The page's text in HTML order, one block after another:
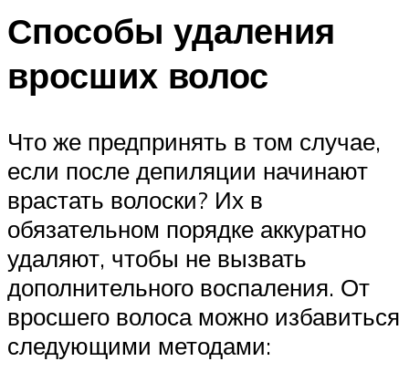
Способы удаления
вросших волос
Что же предпринять в том случае,
если после депиляции начинают
врастать волоски? Их в
обязательном порядке аккуратно
удаляют, чтобы не вызвать
дополнительного воспаления. От
вросшего волоса можно избавиться
следующими методами: